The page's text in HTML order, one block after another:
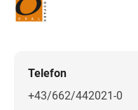
Telefon
+43/662/442021-0